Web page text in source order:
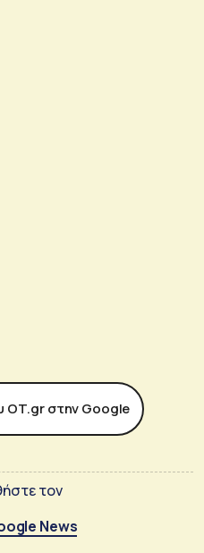
ΟΤ.gr στην Google
τον
News